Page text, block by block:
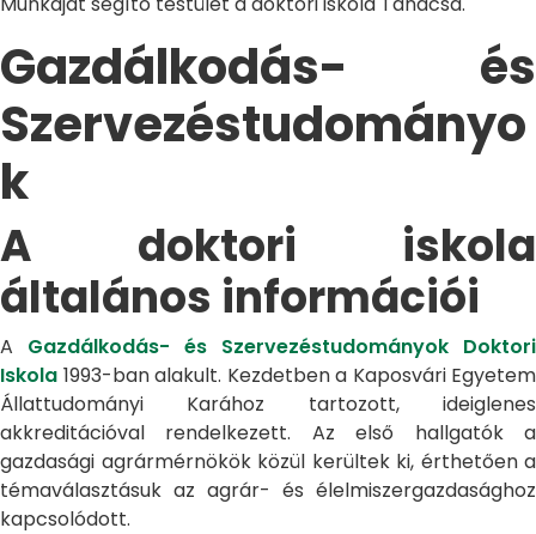
Gazdálkodás- és
Szervezéstudományo
k
A doktori iskola
általános információi
A Gazdálkodás- és Szervezéstudományok Doktori
Iskola 1993-ban alakult. Kezdetben a Kaposvári Egyetem
Állattudományi Karához tartozott, ideiglenes
akkreditációval rendelkezett. Az első hallgatók a
gazdasági agrármérnökök közül kerültek ki, érthetően a
témaválasztásuk az agrár- és élelmiszergazdasághoz
kapcsolódott.